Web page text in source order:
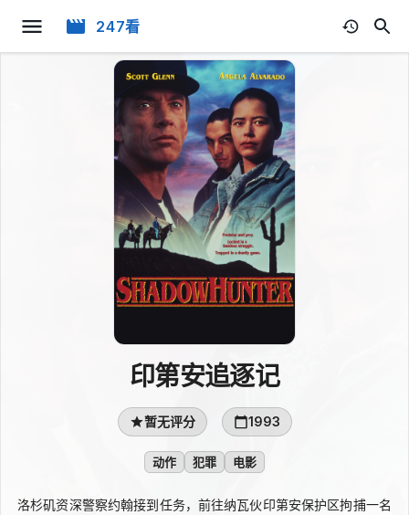
247看
印第安追逐记
暂无评分 1993
动作 犯罪 电影
洛杉矶资深警察约翰接到任务，前往纳瓦伙印第安保护区拘捕一名